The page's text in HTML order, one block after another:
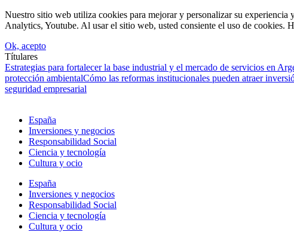
Nuestro sitio web utiliza cookies para mejorar y personalizar su
Analytics, Youtube. Al usar el sitio web, usted consiente el uso de cookies.
Ok, acepto
Títulares
Estrategias para fortalecer la base industrial y el mercado de servicios en
protección ambientalCómo las reformas institucionales pueden atraer
seguridad empresarial
España
Inversiones y negocios
Responsabilidad Social
Ciencia y tecnología
Cultura y ocio
España
Inversiones y negocios
Responsabilidad Social
Ciencia y tecnología
Cultura y ocio